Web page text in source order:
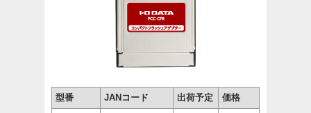
型番 JANコード 出荷予定 価格